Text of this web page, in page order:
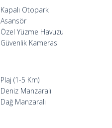
Kapalı Otopark
Asansör
Özel Yüzme Havuzu
Güvenlik Kamerası
Plaj (1-5 Km)
Deniz Manzaralı
Dağ Manzaralı